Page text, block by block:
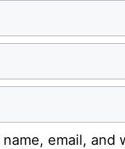
name, email, and